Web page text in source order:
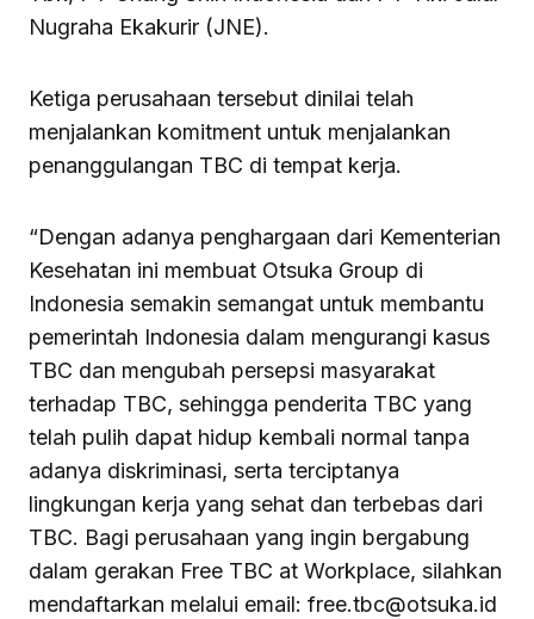
Nugraha Ekakurir (JNE).
Ketiga perusahaan tersebut dinilai telah
menjalankan komitment untuk menjalankan
penanggulangan TBC di tempat kerja.
“Dengan adanya penghargaan dari Kementerian
Kesehatan ini membuat Otsuka Group di
Indonesia semakin semangat untuk membantu
pemerintah Indonesia dalam mengurangi kasus
TBC dan mengubah persepsi masyarakat
terhadap TBC, sehingga penderita TBC yang
telah pulih dapat hidup kembali normal tanpa
adanya diskriminasi, serta terciptanya
lingkungan kerja yang sehat dan terbebas dari
TBC. Bagi perusahaan yang ingin bergabung
dalam gerakan Free TBC at Workplace, silahkan
mendaftarkan melalui email: free.tbc@otsuka.id